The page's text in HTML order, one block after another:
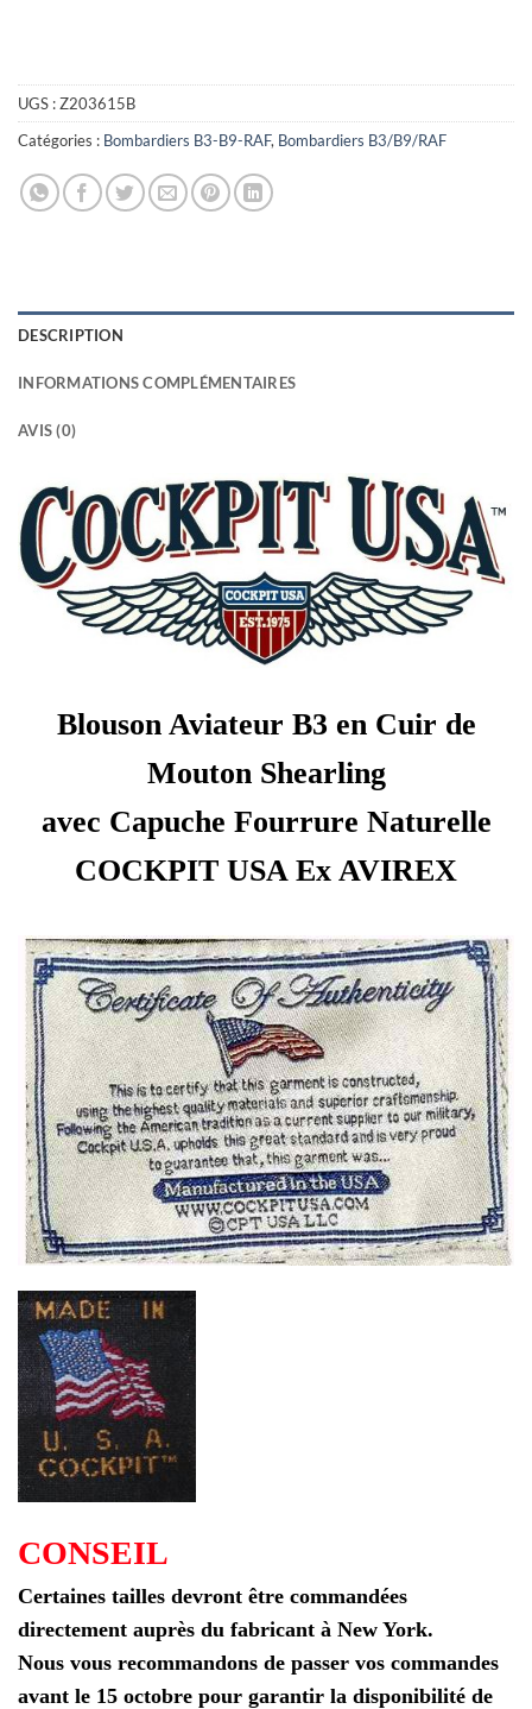
UGS :Z203615B
Catégories : Bombardiers B3-B9-RAF, Bombardiers B3/B9/RAF
DESCRIPTION
INFORMATIONS COMPLÉMENTAIRES
AVIS (0)
Blouson Aviateur B3 en Cuir de
Mouton Shearling
avec Capuche Fourrure Naturelle
COCKPIT USA Ex AVIREX
CONSEIL
Certaines tailles devront être commandées
directement auprès du fabricant à New York.
Nous vous recommandons de passer vos commandes
avant le 15 octobre pour garantir la disponibilité de